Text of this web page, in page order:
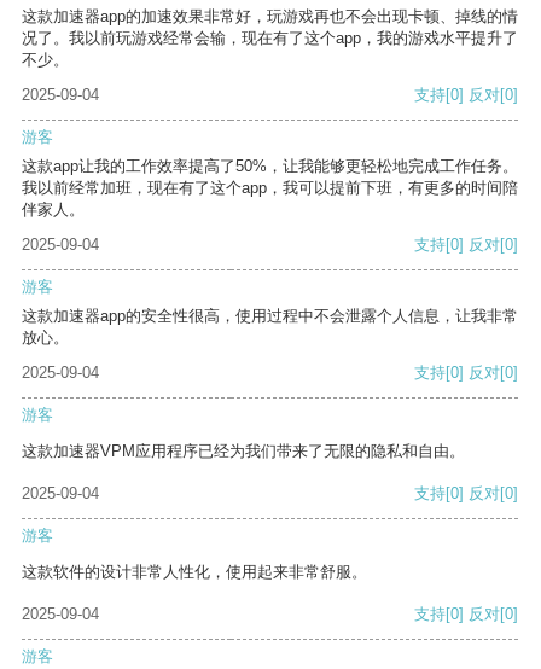
这款加速器app的加速效果非常好，玩游戏再也不会出现卡顿、掉线的情
况了。我以前玩游戏经常会输，现在有了这个app，我的游戏水平提升了
不少。
2025-09-04
支持[0] 反对[0]
游客
这款app让我的工作效率提高了50%，让我能够更轻松地完成工作任务。
我以前经常加班，现在有了这个app，我可以提前下班，有更多的时间陪
伴家人。
2025-09-04
支持[0] 反对[0]
游客
这款加速器app的安全性很高，使用过程中不会泄露个人信息，让我非常
放心。
2025-09-04
支持[0] 反对[0]
游客
这款加速器VPM应用程序已经为我们带来了无限的隐私和自由。
2025-09-04 支持[0] 反对[0]
游客
这款软件的设计非常人性化，使用起来非常舒服。
2025-09-04 支持[0] 反对[0]
游客